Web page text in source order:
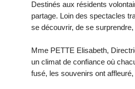
Destinés aux résidents
partage. Loin des spectacles
se découvrir, de se
Mme PETTE Elisabeth,
un climat de confiance où
fusé, les souvenirs ont